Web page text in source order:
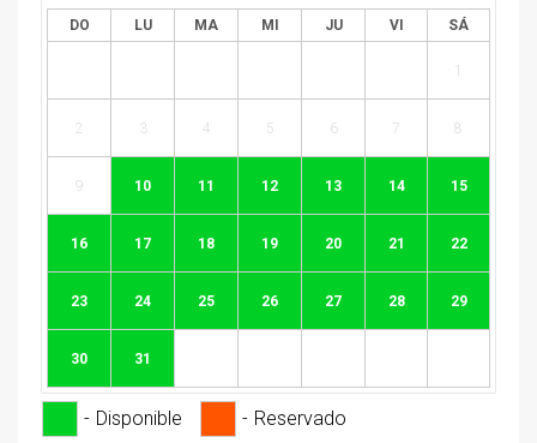
DO LU MA MI JU VI SÁ
1
2 3 4 5 6 7 8
9 10 11 12 13 14 15
16 17 18 19 20 21 22
23 24 25 26 27 28 29
30 31
- Disponible - Reservado